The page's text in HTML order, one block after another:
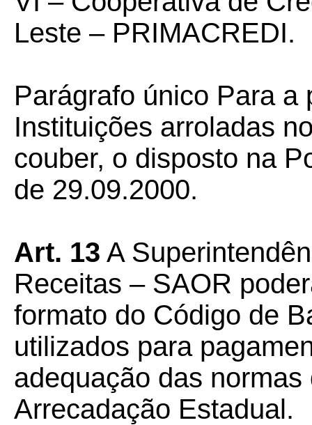
Leste – PRIMACREDI.
Parágrafo único Para a
Instituições arroladas
couber, o disposto na
de 29.09.2000.
Art. 13 A
Receitas – SAOR
formato do Código de
utilizados para
adequação das
Arrecadação Estadual.